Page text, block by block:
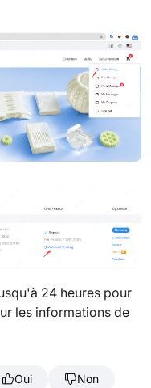
24 heures pour
les informations de
Oui Non